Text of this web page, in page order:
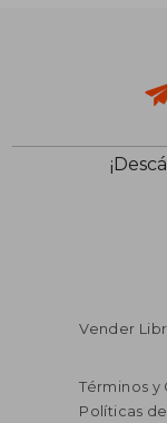
Vender
Términos y
Políticas